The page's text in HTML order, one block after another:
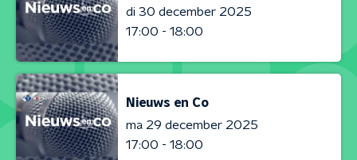
di 30 december 2025
17:00 - 18:00
Nieuws en Co
ma 29 december 2025
17:00 - 18:00